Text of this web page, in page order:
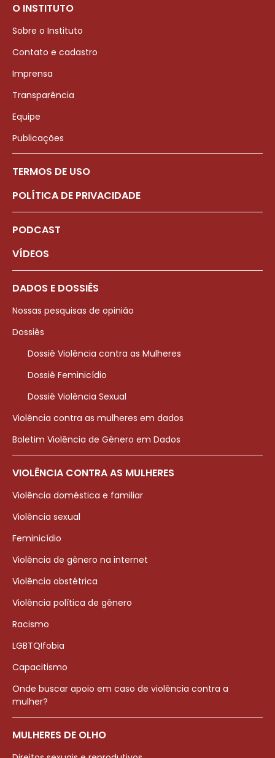
O INSTITUTO
Sobre o Instituto
Contato e cadastro
Imprensa
Transparência
Equipe
Publicações
TERMOS DE USO
POLÍTICA DE PRIVACIDADE
PODCAST
VÍDEOS
DADOS E DOSSIÊS
Nossas pesquisas de opinião
Dossiês
Dossiê Violência contra as Mulheres
Dossiê Feminicídio
Dossiê Violência Sexual
Violência contra as mulheres em dados
Boletim Violência de Gênero em Dados
VIOLÊNCIA CONTRA AS MULHERES
Violência doméstica e familiar
Violência sexual
Feminicídio
Violência de gênero na internet
Violência obstétrica
Violência política de gênero
Racismo
LGBTQIfobia
Capacitismo
Onde buscar apoio em caso de violência contra a
mulher?
MULHERES DE OLHO